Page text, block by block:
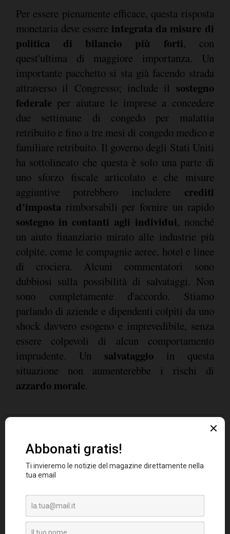
Per essere pienamente efficace, questa risposta
monetaria deve essere integrata da misure di
politica di bilancio più forti, con
quest'ultima di maggiore importanza. Un
importante pacchetto si sta già facendo strada
attraverso il Congresso; include il sostegno
federale per aiutare le imprese a concedere
due settimane di congedo per malattia
retribuito e fino a tre mesi di congedo medico e
familiare retribuito. Il governo degli Stati Uniti
ha sottolineato che questa è solo una parte di
uno sforzo fiscale articolato e che misure
aggiuntive potrebbero includere crediti
d'imposta rimborsabili per fornire un rapido
sostegno in contanti agli individui, nonché
un aiuto finanziario mirato alle industrie più
colpite, come le compagnie aeree, hotel e linee
di crociera. Alcuni commentatori sono
dubbiosi sulla possibilità di salvataggi. Non
sono completamente d'accordo. Stiamo
parlando di aziende e dipendenti colpiti da uno
shock davvero esogeno e imprevedibile, senza
essere colpevoli di alcun comportamento
imprudente. Un salvataggio in questa
situazione non aumenterebbe i rischi di
azzardo morale.
E non riesco a credere di dirlo, ma
situazione peggiora in modo significativo,
potrebbe essere il momento di avviare un
(UBI) limitato nel tempo; non sarebbe un vero
UBI, perché sarebbe limitato nel tempo, ma